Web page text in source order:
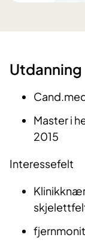
Utdanning
Master i
2015
Interessefelt